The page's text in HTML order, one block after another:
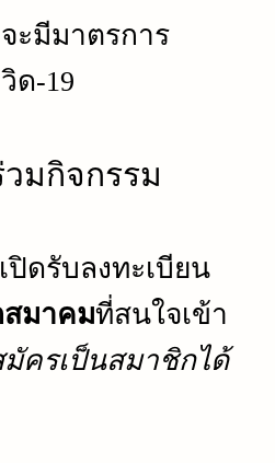
ะมีมาตรการ
ด-19
วมกิจกรรม
ปิดรับลงทะเบียน
มาคมที่สนใจเข้า
มัครเป็นสมาชิกได้